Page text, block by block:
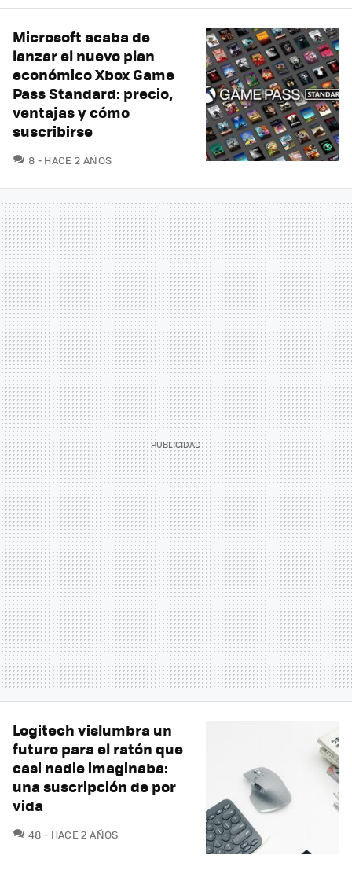
Microsoft acaba de
lanzar el nuevo plan
económico Xbox Game
Pass Standard: precio,
ventajas y cómo
suscribirse
8 COMENTARIOS
HACE 2 AÑOS
Logitech vislumbra un
futuro para el ratón que
casi nadie imaginaba:
una suscripción de por
vida
48 COMENTARIOS
HACE 2 AÑOS